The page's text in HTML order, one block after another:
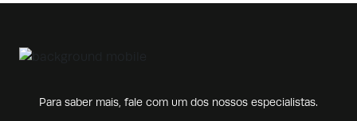
Para saber mais, fale com um dos nossos especialistas.